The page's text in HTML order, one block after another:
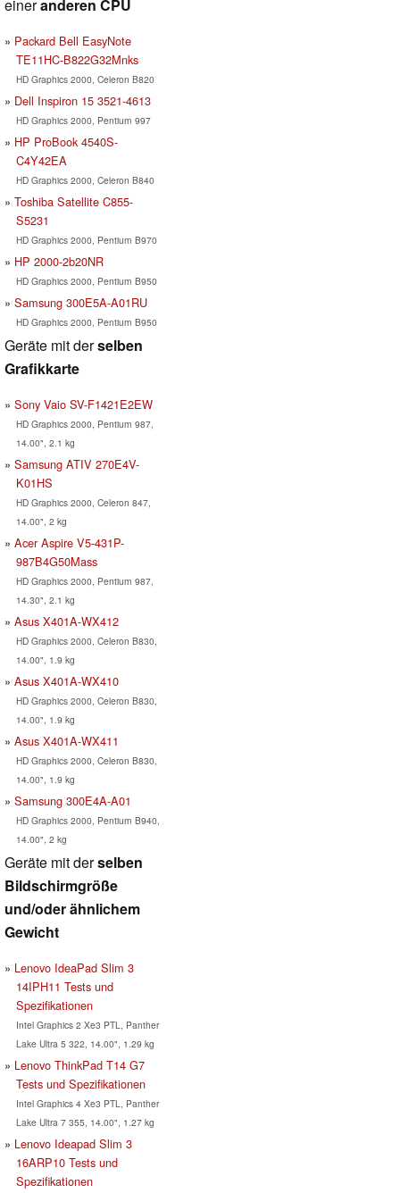
eineranderen CPU
Packard Bell EasyNote
TE11HC-B822G32Mnks
HD Graphics 2000, Celeron B820
Dell Inspiron 15 3521-4613
HD Graphics 2000, Pentium 997
HP ProBook 4540S-
C4Y42EA
HD Graphics 2000, Celeron B840
Toshiba Satellite C855-
S5231
HD Graphics 2000, Pentium B970
HP 2000-2b20NR
HD Graphics 2000, Pentium B950
Samsung 300E5A-A01RU
HD Graphics 2000, Pentium B950
Geräte mit derselben
Grafikkarte
Sony Vaio SV-F1421E2EW
HD Graphics 2000, Pentium 987,
14.00", 2.1 kg
Samsung ATIV 270E4V-
K01HS
HD Graphics 2000, Celeron 847,
14.00", 2 kg
Acer Aspire V5-431P-
987B4G50Mass
HD Graphics 2000, Pentium 987,
14.30", 2.1 kg
Asus X401A-WX412
HD Graphics 2000, Celeron B830,
14.00", 1.9 kg
Asus X401A-WX410
HD Graphics 2000, Celeron B830,
14.00", 1.9 kg
Asus X401A-WX411
HD Graphics 2000, Celeron B830,
14.00", 1.9 kg
Samsung 300E4A-A01
HD Graphics 2000, Pentium B940,
14.00", 2 kg
Geräte mit derselben
Bildschirmgröße
und/oder ähnlichem
Gewicht
Lenovo IdeaPad Slim 3
14IPH11 Tests und
Spezifikationen
Intel Graphics 2 Xe3 PTL, Panther
Lake Ultra 5 322, 14.00", 1.29 kg
Lenovo ThinkPad T14 G7
Tests und Spezifikationen
Intel Graphics 4 Xe3 PTL, Panther
Lake Ultra 7 355, 14.00", 1.27 kg
Lenovo Ideapad Slim 3
16ARP10 Tests und
Spezifikationen